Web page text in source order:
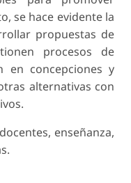
se hace evidente la
propuestas de
procesos de
en concepciones y
alternativas con
enseñanza,